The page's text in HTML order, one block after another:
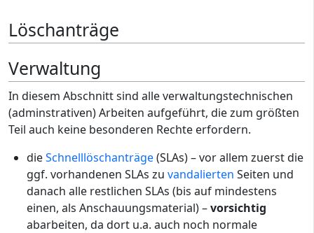
Löschanträge
Verwaltung
In diesem Abschnitt sind alle verwaltungstechnischen
(adminstrativen) Arbeiten aufgeführt, die zum größten
Teil auch keine besonderen Rechte erfordern.
dieSchnelllöschanträge(SLAs) – vor allem zuerst die
ggf. vorhandenen SLAs zu vandalierten Seiten und
danach alle restlichen SLAs (bis auf mindestens
einen, als Anschauungsmaterial) –vorsichtig
abarbeiten, da dort u.a. auch noch normale